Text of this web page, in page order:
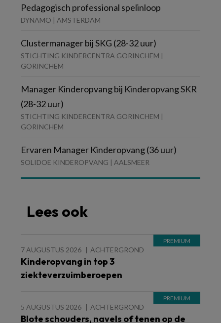
Pedagogisch professional spelinloop
DYNAMO | AMSTERDAM
Clustermanager bij SKG (28-32 uur)
STICHTING KINDERCENTRA GORINCHEM |
GORINCHEM
Manager Kinderopvang bij Kinderopvang SKR
(28-32 uur)
STICHTING KINDERCENTRA GORINCHEM |
GORINCHEM
Ervaren Manager Kinderopvang (36 uur)
SOLIDOE KINDEROPVANG | AALSMEER
Lees ook
7 AUGUSTUS 2026 ACHTERGROND
Kinderopvang in top 3
ziekteverzuimberoepen
5 AUGUSTUS 2026 ACHTERGROND
Blote schouders, navels of tenen op de